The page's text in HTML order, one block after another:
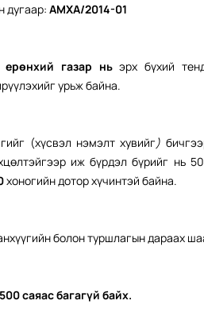
дугаар:АМХА/2014-01
ерөнхий газар ньэрх бүхий
урьж байна.
(хүсвэл нэмэлт хувийг)
иж бүрдэл бүрийг нь
хоногийн дотор хүчинтэй байна.
болон туршлагын дараах
500 саяас багагүй байх.